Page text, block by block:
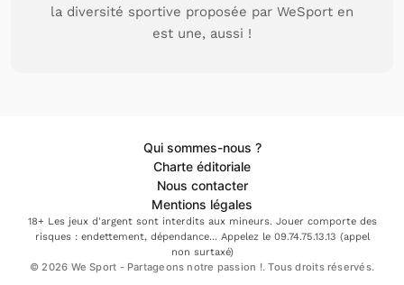
la diversité sportive proposée par WeSport en
est une, aussi !
Qui sommes-nous ?
Charte éditoriale
Nous contacter
Mentions légales
18+ Les jeux d'argent sont interdits aux mineurs. Jouer comporte des
risques : endettement, dépendance... Appelez le 09.74.75.13.13 (appel
non surtaxé)
© 2026 We Sport - Partageons notre passion !. Tous droits réservés.